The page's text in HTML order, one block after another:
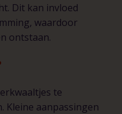
Dit kan invloed
waardoor
ontstaan.
te
Kleine aanpassingen